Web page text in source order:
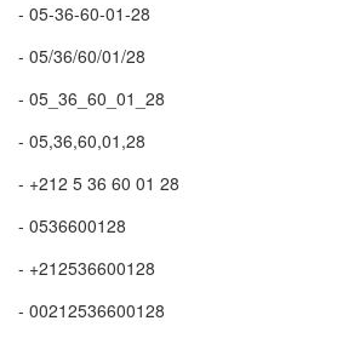
- 05-36-60-01-28
- 05/36/60/01/28
- 05_36_60_01_28
- 05,36,60,01,28
- +212 5 36 60 01 28
- 0536600128
- +212536600128
- 00212536600128